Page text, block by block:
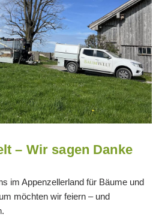
– Wir sagen Danke
im Appenzellerland für Bäume und
möchten wir feiern – und